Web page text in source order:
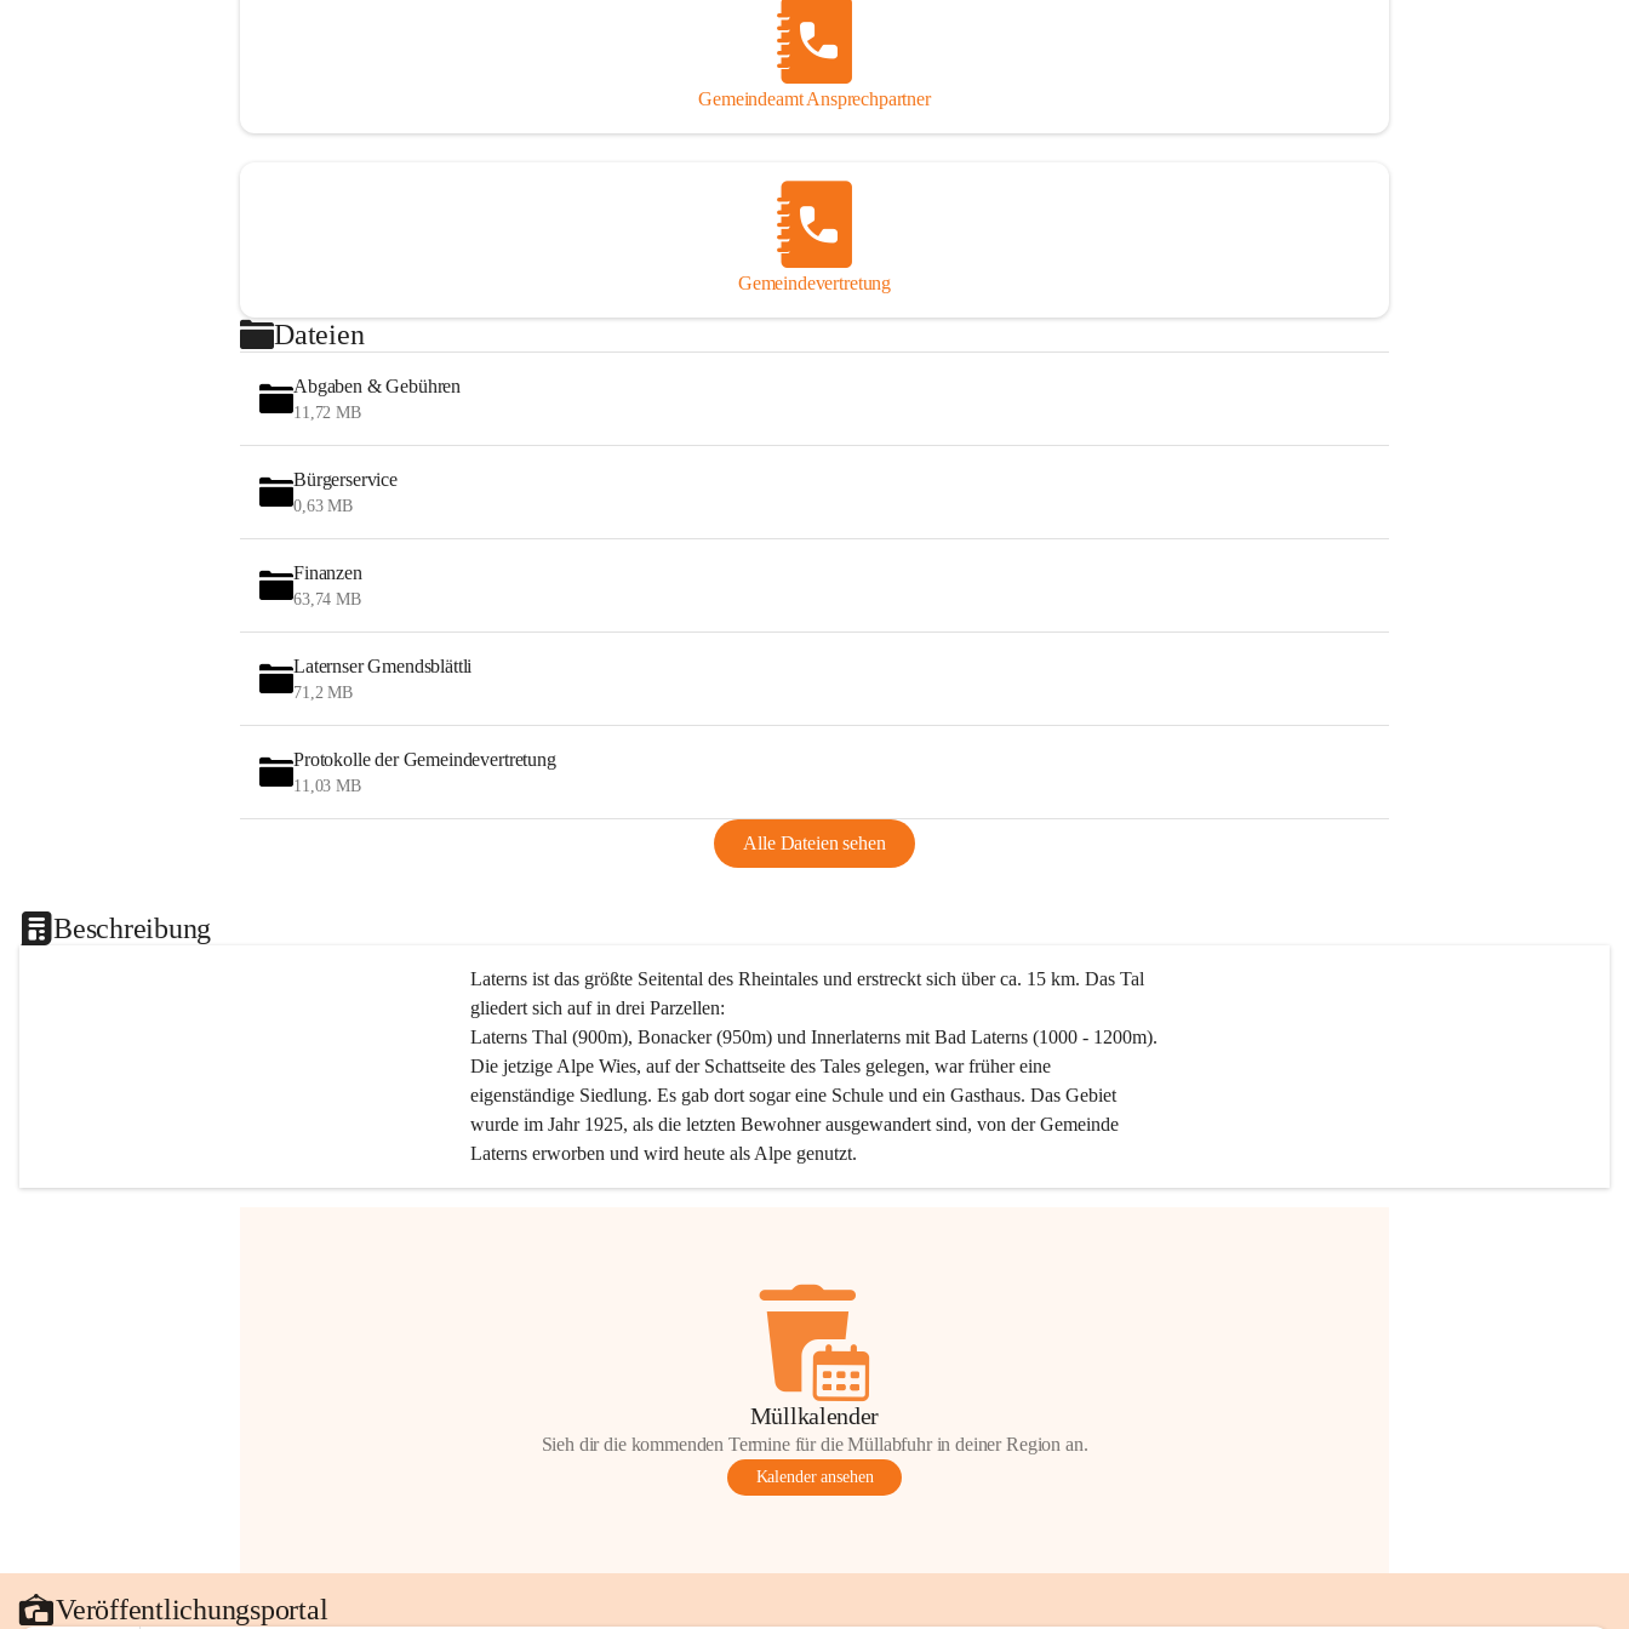
Gemeindeamt Ansprechpartner
Gemeindevertretung
Dateien
Abgaben & Gebühren
11,72 MB
Bürgerservice
0,63 MB
Finanzen
63,74 MB
Laternser Gmendsblättli
71,2 MB
Protokolle der Gemeindevertretung
11,03 MB
Alle Dateien sehen
Beschreibung
Laterns ist das größte Seitental des Rheintales und erstreckt sich über ca. 15 km. Das Tal
gliedert sich auf in drei Parzellen:
Laterns Thal (900m), Bonacker (950m) und Innerlaterns mit Bad Laterns (1000 - 1200m).
Die jetzige Alpe Wies, auf der Schattseite des Tales gelegen, war früher eine
eigenständige Siedlung. Es gab dort sogar eine Schule und ein Gasthaus. Das Gebiet
wurde im Jahr 1925, als die letzten Bewohner ausgewandert sind, von der Gemeinde
Laterns erworben und wird heute als Alpe genutzt.
Müllkalender
Sieh dir die kommenden Termine für die Müllabfuhr in deiner Region an.
Kalender ansehen
Veröffentlichungsportal